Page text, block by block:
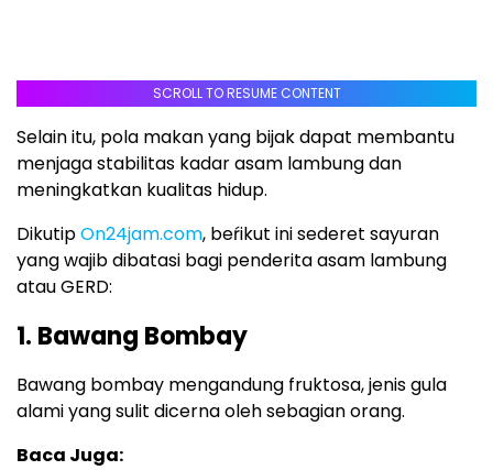
SCROLL TO RESUME CONTENT
Selain itu, pola makan yang bijak dapat membantu
menjaga stabilitas kadar asam lambung dan
meningkatkan kualitas hidup.
DikutipOn24jam.com, beŕikut ini sederet sayuran
yang wajib dibatasi bagi penderita asam lambung
atau GERD:
1. Bawang Bombay
Bawang bombay mengandung fruktosa, jenis gula
alami yang sulit dicerna oleh sebagian orang.
Baca Juga: